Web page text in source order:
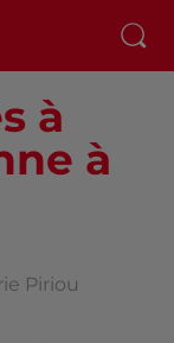
à
à
Piriou